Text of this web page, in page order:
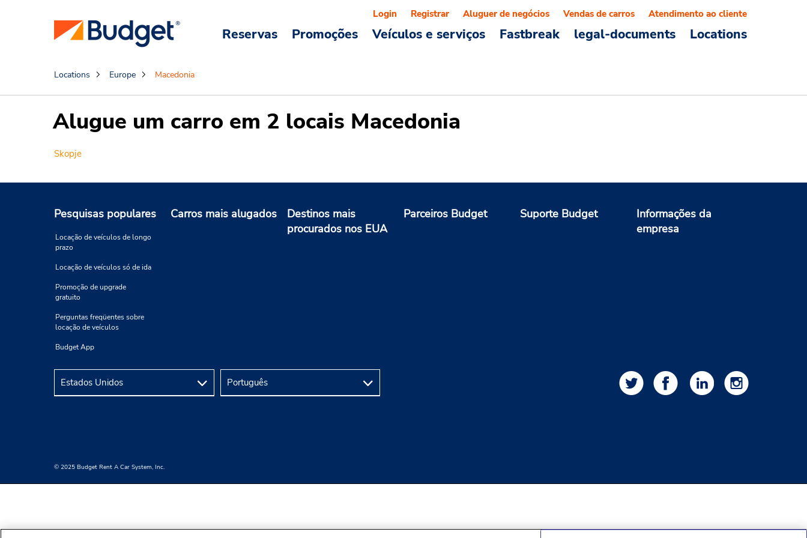
Reservas Promoções Veículos e serviços Fastbreak legal-documents Locations
Login Registrar Aluguer de negócios Vendas de carros Atendimento ao cliente
Locations Europe Macedonia
Alugue um carro em 2 locais Macedonia
Skopje
Pesquisas populares
Locação de veículos de longo
prazo
Locação de veículos só de ida
Promoção de upgrade
gratuito
Perguntas freqüentes sobre
locação de veículos
Budget App
Carros mais alugados
Destinos mais
procurados nos EUA
Parceiros Budget Suporte Budget
Informações da
empresa
© 2025 Budget Rent A Car System, Inc.